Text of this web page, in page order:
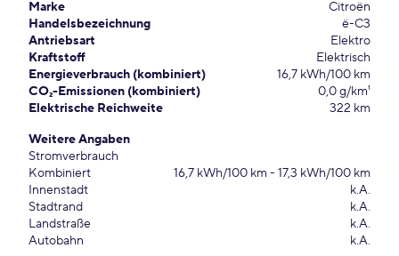
Marke
Citroën
Handelsbezeichnung
ë-C3
Antriebsart
Elektro
Kraftstoff
Elektrisch
Energieverbrauch (kombiniert)
16,7 kWh/100 km
CO₂-Emissionen (kombiniert)
0,0 g/km¹
Elektrische Reichweite
322 km
Weitere Angaben
Stromverbrauch
Kombiniert
16,7 kWh/100 km - 17,3 kWh/100 km
Innenstadt
k.A.
Stadtrand
k.A.
Landstraße
k.A.
Autobahn
k.A.